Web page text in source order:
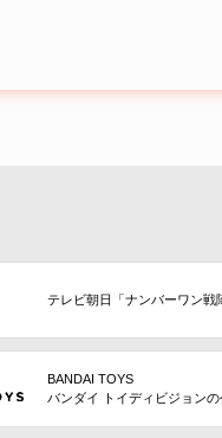
テレビ朝日「ナンバーワン戦
BANDAI TOYS
バンダイ トイディビジョンの